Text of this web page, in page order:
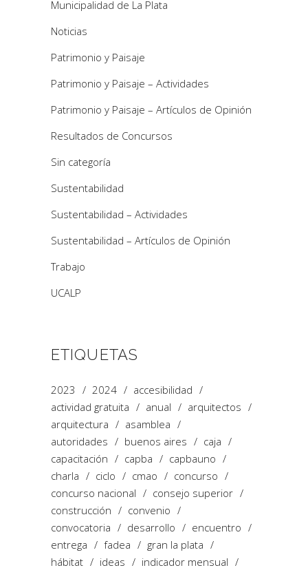
Municipalidad de La Plata
Noticias
Patrimonio y Paisaje
Patrimonio y Paisaje – Actividades
Patrimonio y Paisaje – Artículos de Opinión
Resultados de Concursos
Sin categoría
Sustentabilidad
Sustentabilidad – Actividades
Sustentabilidad – Artículos de Opinión
Trabajo
UCALP
ETIQUETAS
2023 2024
accesibilidad
actividad gratuita
anual
arquitectos
arquitectura
asamblea
autoridades
buenos aires
caja
capacitación
capba
capbauno
charla
ciclo cmao
concurso
concurso nacional
consejo superior
construcción
convenio
convocatoria
desarrollo
encuentro
entrega
fadea
gran la plata
hábitat
ideas
indicador mensual